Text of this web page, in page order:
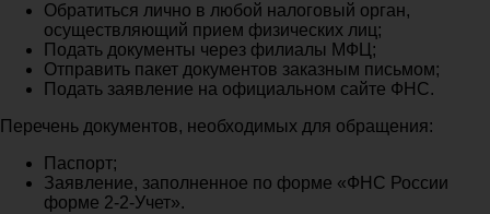
Обратиться лично в любой налоговый орган,
осуществляющий прием физических лиц;
Подать документы через филиалы МФЦ;
Отправить пакет документов заказным письмом;
Подать заявление на официальном сайте ФНС.
Перечень документов, необходимых для обращения:
Паспорт;
Заявление, заполненное по форме «ФНС России
форме 2-2-Учет».